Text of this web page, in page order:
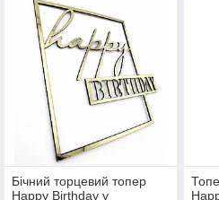
Бічний торцевий топер
Happy Birthday у